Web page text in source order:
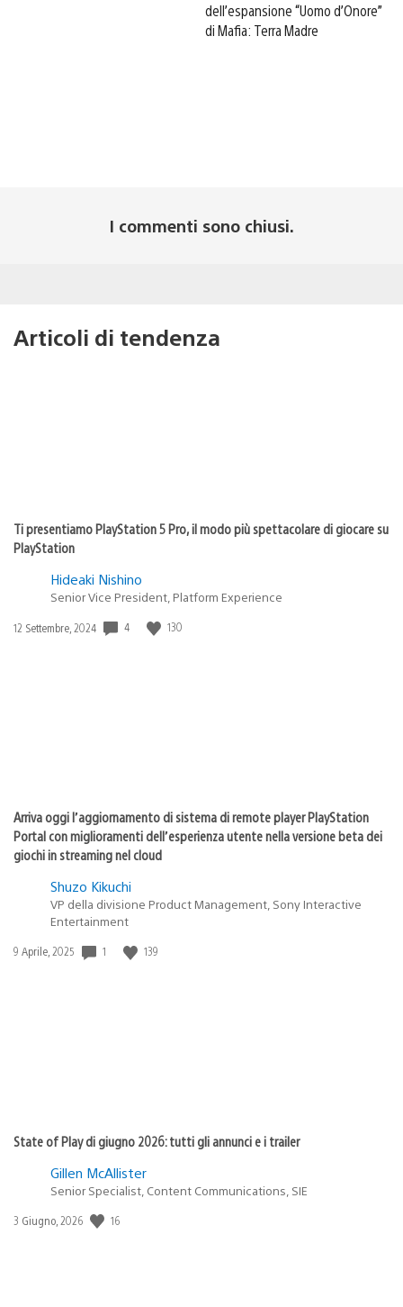
dell’espansione “Uomo d’Onore”
di Mafia: Terra Madre
I commenti sono chiusi.
Articoli di tendenza
Ti presentiamo PlayStation 5 Pro, il modo più spettacolare di giocare su
PlayStation
Hideaki Nishino
Senior Vice President, Platform Experience
Data
12 Settembre, 2024 4 130
Arriva oggi l’aggiornamento di sistema di remote player PlayStation
Portal con miglioramenti dell’esperienza utente nella versione beta dei
giochi in streaming nel cloud
Shuzo Kikuchi
VP della divisione Product Management, Sony Interactive
Entertainment
Data
9 Aprile, 2025 1 139
State of Play di giugno 2026: tutti gli annunci e i trailer
Gillen McAllister
Senior Specialist, Content Communications, SIE
Data
3 Giugno, 2026 16